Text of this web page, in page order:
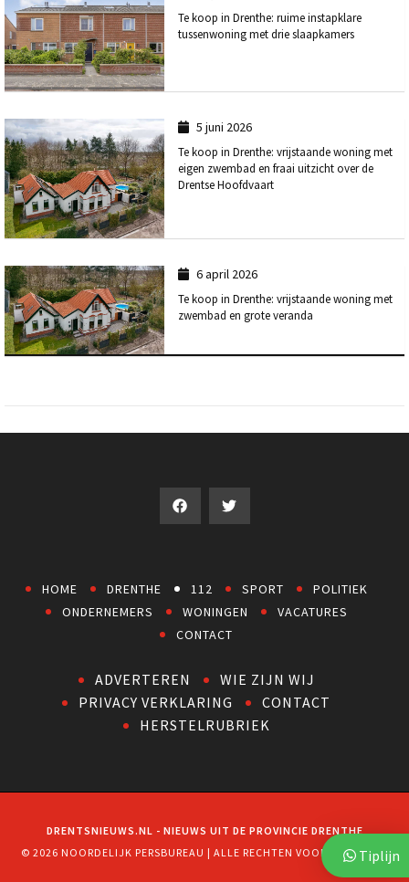
Te koop in Drenthe: ruime instapklare
tussenwoning met drie slaapkamers
5 juni 2026
Te koop in Drenthe: vrijstaande woning met
eigen zwembad en fraai uitzicht over de
Drentse Hoofdvaart
6 april 2026
Te koop in Drenthe: vrijstaande woning met
zwembad en grote veranda
HOME DRENTHE 112 SPORT
POLITIEK
ONDERNEMERS
WONINGEN
VACATURES
CONTACT
ADVERTEREN
WIE ZIJN WIJ
PRIVACY VERKLARING
CONTACT
HERSTELRUBRIEK
DRENTSNIEUWS.NL - NIEUWS UIT DE PROVINCIE DRENTHE
© 2026 NOORDELIJK PERSBUREAU | ALLE RECHTEN VOORBEHOUDEN
Tiplijn